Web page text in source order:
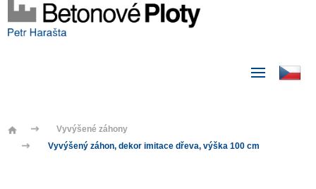
Vyvýšené záhony
Vyvýšený záhon, dekor imitace dřeva, výška 100 cm